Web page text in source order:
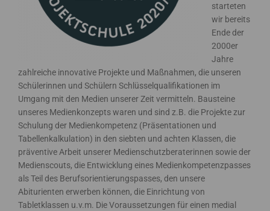
starteten
wir bereits
Ende der
2000er
Jahre
zahlreiche innovative Projekte und Maßnahmen, die unseren
Schülerinnen und Schülern Schlüsselqualifikationen im
Umgang mit den Medien unserer Zeit vermitteln. Bausteine
unseres Medienkonzepts waren und sind z.B. die Projekte zur
Schulung der Medienkompetenz (Präsentationen und
Tabellenkalkulation) in den siebten und achten Klassen, die
präventive Arbeit unserer Medienschutzberaterinnen sowie der
Medienscouts, die Entwicklung eines Medienkompetenzpasses
als Teil des Berufsorientierungspasses, den unsere
Abiturienten erwerben können, die Einrichtung von
Tabletklassen u.v.m. Die Voraussetzungen für einen medial